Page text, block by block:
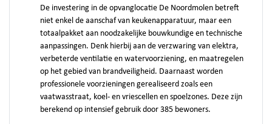
De investering in de opvanglocatie De Noordmolen betreft
niet enkel de aanschaf van keukenapparatuur, maar een
totaalpakket aan noodzakelijke bouwkundige en technische
aanpassingen. Denk hierbij aan de verzwaring van elektra,
verbeterde ventilatie en watervoorziening, en maatregelen
op het gebied van brandveiligheid. Daarnaast worden
professionele voorzieningen gerealiseerd zoals een
vaatwasstraat, koel- en vriescellen en spoelzones. Deze zijn
berekend op intensief gebruik door 385 bewoners.